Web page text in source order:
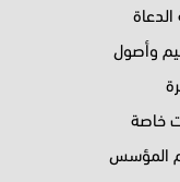
وأصول
خاصة
المؤسس